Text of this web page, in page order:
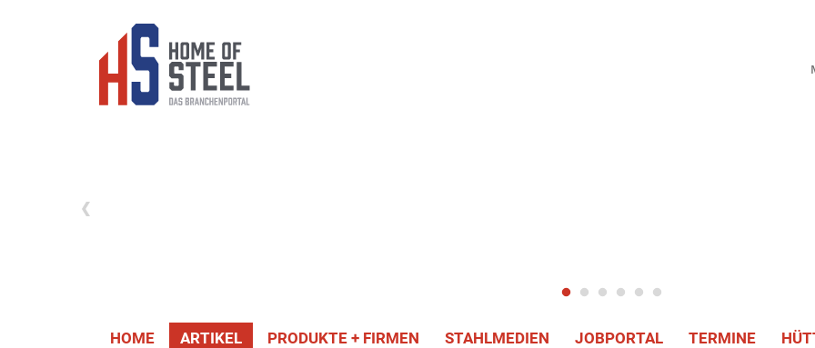
HOME ARTIKEL PRODUKTE + FIRMEN STAHLMEDIEN JOBPORTAL TERMINE